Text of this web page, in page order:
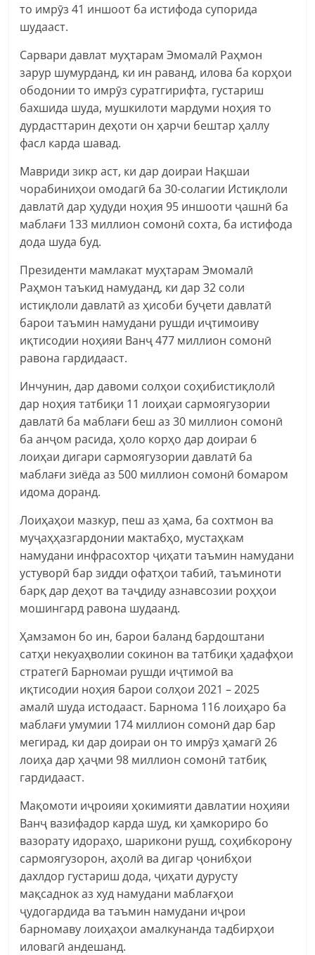
то имрӯз 41 иншоот ба истифода супорида
шудааст.
Сарвари давлат муҳтарам Эмомалӣ Раҳмон
зарур шумурданд, ки ин раванд, илова ба корҳои
ободонии то имрӯз суратгирифта, густариш
бахшида шуда, мушкилоти мардуми ноҳия то
дурдасттарин деҳоти он ҳарчи бештар ҳаллу
фасл карда шавад.
Мавриди зикр аст, ки дар доираи Нақшаи
чорабиниҳои омодагӣ ба 30-солагии Истиқлоли
давлатӣ дар ҳудуди ноҳия 95 иншооти ҷашнӣ ба
маблағи 133 миллион сомонӣ сохта, ба истифода
дода шуда буд.
Президенти мамлакат муҳтарам Эмомалӣ
Раҳмон таъкид намуданд, ки дар 32 соли
истиқлоли давлатӣ аз ҳисоби буҷети давлатӣ
барои таъмин намудани рушди иҷтимоиву
иқтисодии ноҳияи Ванҷ 477 миллион сомонӣ
равона гардидааст.
Инчунин, дар давоми солҳои соҳибистиқлолӣ
дар ноҳия татбиқи 11 лоиҳаи сармоягузории
давлатӣ ба маблағи беш аз 30 миллион сомонӣ
ба анҷом расида, ҳоло корҳо дар доираи 6
лоиҳаи дигари сармоягузории давлатӣ ба
маблағи зиёда аз 500 миллион сомонӣ бомаром
идома доранд.
Лоиҳаҳои мазкур, пеш аз ҳама, ба сохтмон ва
муҷаҳҳазгардонии мактабҳо, мустаҳкам
намудани инфрасохтор ҷиҳати таъмин намудани
устуворӣ бар зидди офатҳои табиӣ, таъминоти
барқ дар деҳот ва таҷдиду азнавсозии роҳҳои
мошингард равона шудаанд.
Ҳамзамон бо ин, барои баланд бардоштани
сатҳи некуаҳволии сокинон ва татбиқи ҳадафҳои
стратегӣ Барномаи рушди иҷтимоӣ ва
иқтисодии ноҳия барои солҳои 2021 – 2025
амалӣ шуда истодааст. Барнома 116 лоиҳаро ба
маблағи умумии 174 миллион сомонӣ дар бар
мегирад, ки дар доираи он то имрӯз ҳамагӣ 26
лоиҳа дар ҳаҷми 98 миллион сомонӣ татбиқ
гардидааст.
Мақомоти иҷроияи ҳокимияти давлатии ноҳияи
Ванҷ вазифадор карда шуд, ки ҳамкориро бо
вазорату идораҳо, шарикони рушд, соҳибкорону
сармоягузорон, аҳолӣ ва дигар ҷонибҳои
дахлдор густариш дода, ҷиҳати дурусту
мақсаднок аз худ намудани маблағҳои
ҷудогардида ва таъмин намудани иҷрои
барномаву лоиҳаҳои амалкунанда тадбирҳои
иловагӣ андешанд.